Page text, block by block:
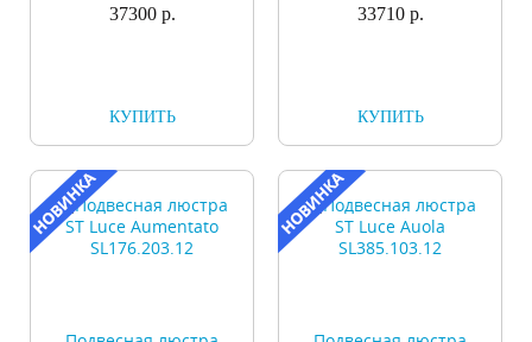
37300 р.
КУПИТЬ
33710 р.
КУПИТЬ